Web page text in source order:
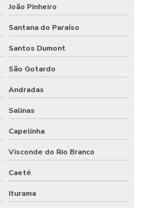
João Pinheiro
Santana do Paraíso
Santos Dumont
São Gotardo
Andradas
Salinas
Capelinha
Visconde do Rio Branco
Caeté
Iturama